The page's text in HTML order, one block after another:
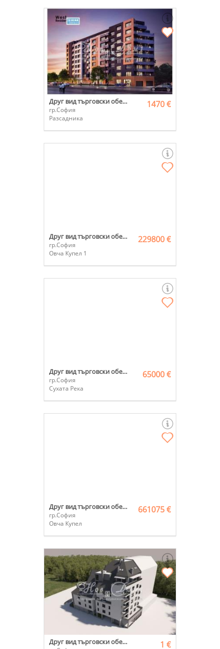
Друг вид търговски обект
гр.София
Разсадника
1470 €
Друг вид търговски обект
гр.София
Овча Купел 1
229800 €
Друг вид търговски обект
гр.София
Сухата Река
65000 €
Друг вид търговски обект
гр.София
Овча Купел
661075 €
Друг вид търговски обект 1 €